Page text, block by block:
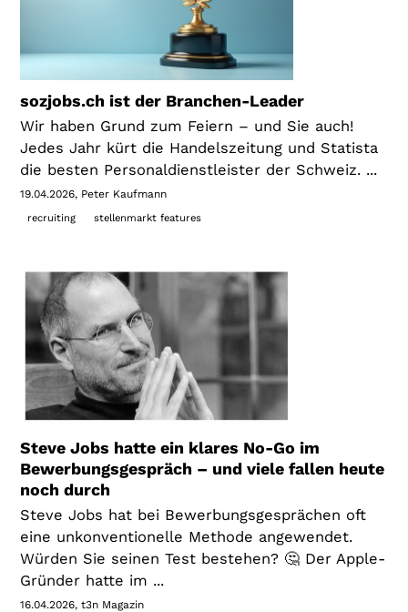
sozjobs.ch ist der Branchen-Leader
Wir haben Grund zum Feiern – und Sie auch!
Jedes Jahr kürt die Handelszeitung und Statista
die besten Personaldienstleister der Schweiz. ...
19.04.2026 Peter Kaufmann
recruiting stellenmarkt features
Steve Jobs hatte ein klares No-Go im
Bewerbungsgespräch – und viele fallen heute
noch durch
Steve Jobs hat bei Bewerbungsgesprächen oft
eine unkonventionelle Methode angewendet.
Würden Sie seinen Test bestehen? 🤔 Der Apple-
Gründer hatte im ...
16.04.2026 t3n Magazin